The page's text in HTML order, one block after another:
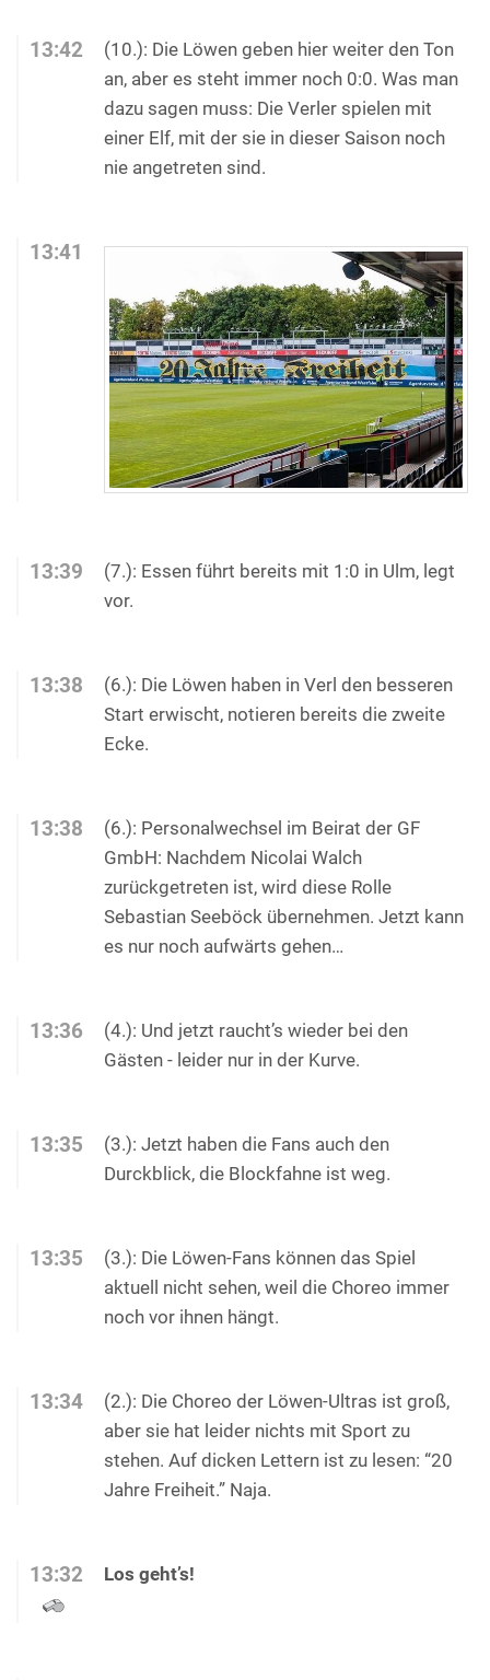
13:42
(10.): Die Löwen geben hier weiter den Ton
an, aber es steht immer noch 0:0. Was man
dazu sagen muss: Die Verler spielen mit
einer Elf, mit der sie in dieser Saison noch
nie angetreten sind.
13:41
13:39
(7.): Essen führt bereits mit 1:0 in Ulm, legt
vor.
13:38
(6.): Die Löwen haben in Verl den besseren
Start erwischt, notieren bereits die zweite
Ecke.
13:38
(6.): Personalwechsel im Beirat der GF
GmbH: Nachdem Nicolai Walch
zurückgetreten ist, wird diese Rolle
Sebastian Seeböck übernehmen. Jetzt kann
es nur noch aufwärts gehen…
13:36
(4.): Und jetzt raucht’s wieder bei den
Gästen - leider nur in der Kurve.
13:35
(3.): Jetzt haben die Fans auch den
Durckblick, die Blockfahne ist weg.
13:35
(3.): Die Löwen-Fans können das Spiel
aktuell nicht sehen, weil die Choreo immer
noch vor ihnen hängt.
13:34
(2.): Die Choreo der Löwen-Ultras ist groß,
aber sie hat leider nichts mit Sport zu
stehen. Auf dicken Lettern ist zu lesen: “20
Jahre Freiheit.” Naja.
13:32 Los geht’s!